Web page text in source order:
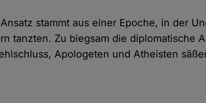
stammt aus einer Epoche, in der
tanzten. Zu biegsam die diplomatische
Apologeten und Atheisten